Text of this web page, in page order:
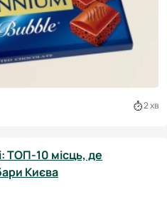
2 хв
ТОП-10 місць, де
Києва